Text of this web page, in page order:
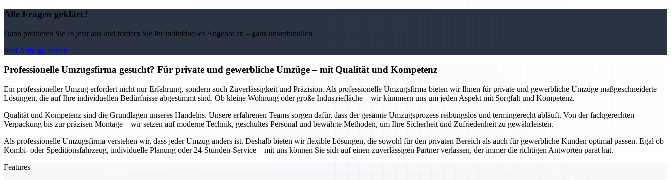
Alle Fragen geklärt?
Dann probieren Sie es jetzt aus und fordern Sie Ihr individuelles Angebot an – ganz unverbindlich.
Jetzt Anfrage starten
Professionelle Umzugsfirma gesucht? Für private und gewerbliche Umzüge – mit Qualität und Kompetenz
Ein professioneller Umzug erfordert nicht nur Erfahrung, sondern auch Zuverlässigkeit und Präzision. Als professionelle Umzugsfirma bieten wir Ihnen für private und gewerbliche Umzüge maßgeschneiderte
Lösungen, die auf Ihre individuellen Bedürfnisse abgestimmt sind. Ob kleine Wohnung oder große Industriefläche – wir kümmern uns um jeden Aspekt mit Sorgfalt und Kompetenz.
Qualität und Kompetenz sind die Grundlagen unseres Handelns. Unsere erfahrenen Teams sorgen dafür, dass der gesamte Umzugsprozess reibungslos und termingerecht abläuft. Von der fachgerechten
Verpackung bis zur präzisen Montage – wir setzen auf moderne Technik, geschultes Personal und bewährte Methoden, um Ihre Sicherheit und Zufriedenheit zu gewährleisten.
Als professionelle Umzugsfirma verstehen wir, dass jeder Umzug anders ist. Deshalb bieten wir flexible Lösungen, die sowohl für den privaten Bereich als auch für gewerbliche Kunden optimal passen. Egal ob
Kombi- oder Speditionsfahrzeug, individuelle Planung oder 24-Stunden-Service – mit uns können Sie sich auf einen zuverlässigen Partner verlassen, der immer die richtigen Antworten parat hat.
Features